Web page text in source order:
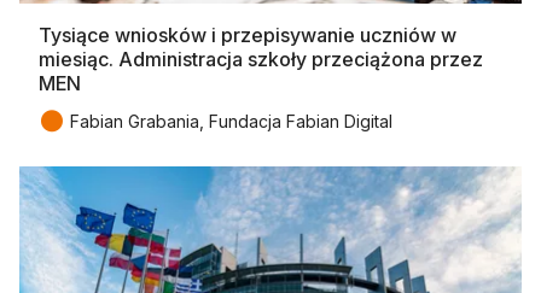
Tysiące wniosków i przepisywanie uczniów w
miesiąc. Administracja szkoły przeciążona przez
MEN
● Fabian Grabania, Fundacja Fabian Digital